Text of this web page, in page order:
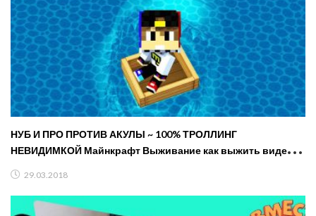
НУБ И ПРО ПРОТИВ АКУЛЫ ~ 100% ТРОЛЛИНГ
НЕВИДИМКОЙ Майнкрафт Выживание как выжить видео
29.03.2018